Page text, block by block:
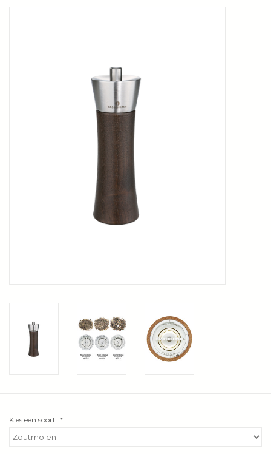
Kies een soort: *